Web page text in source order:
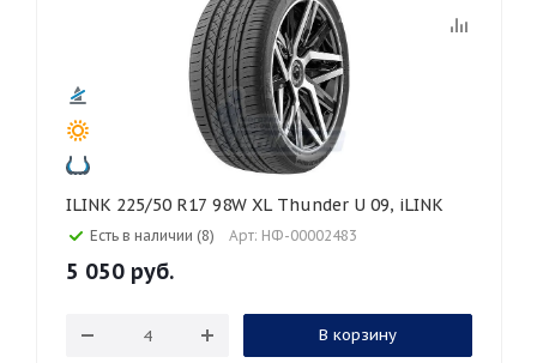
ILINK 225/50 R17 98W XL Thunder U 09, iLINK
Есть в наличии (8) Арт: НФ-00002483
5 050 руб.
В корзину